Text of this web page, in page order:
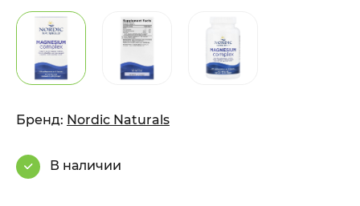
Бренд: Nordic Naturals
В наличии